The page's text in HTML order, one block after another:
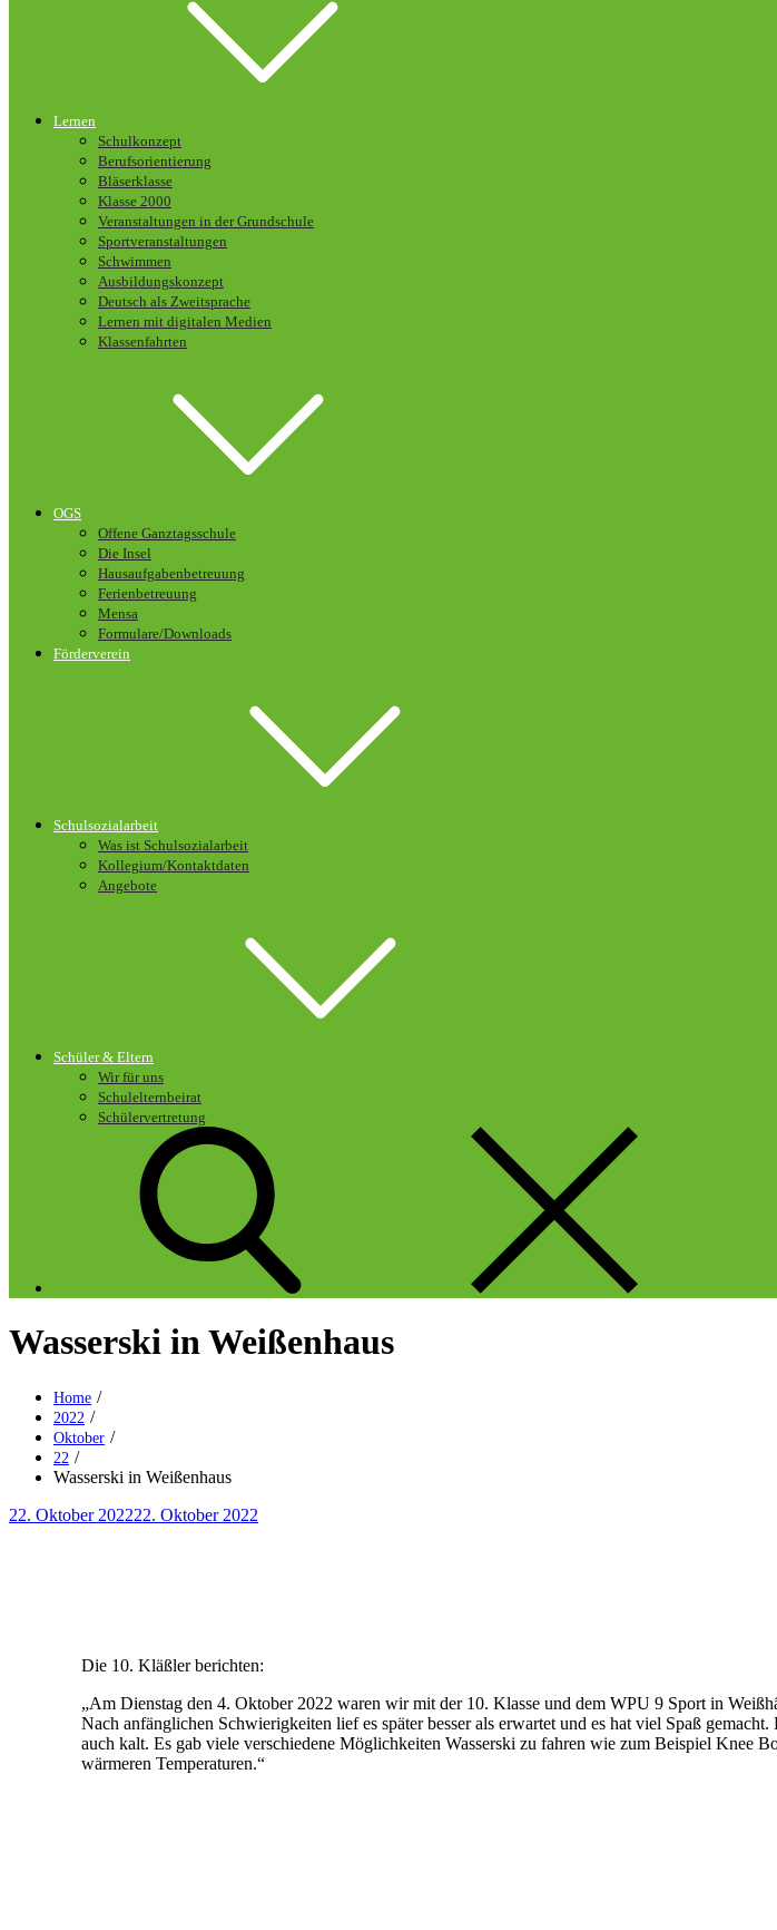
Lernen
Schulkonzept
Berufsorientierung
Bläserklasse
Klasse 2000
Veranstaltungen in der Grundschule
Sportveranstaltungen
Schwimmen
Ausbildungskonzept
Deutsch als Zweitsprache
Lernen mit digitalen Medien
Klassenfahrten
OGS
Offene Ganztagsschule
Die Insel
Hausaufgabenbetreuung
Ferienbetreuung
Mensa
Formulare/Downloads
Förderverein
Schulsozialarbeit
Was ist Schulsozialarbeit
Kollegium/Kontaktdaten
Angebote
Schüler & Eltern
Wir für uns
Schulelternbeirat
Schülervertretung
Wasserski in Weißenhaus
Home
2022
Oktober
22
Wasserski in Weißenhaus
Posted
22. Oktober 202222. Oktober 2022
Die 10. Kläßler berichten:
„Am Dienstag den 4. Oktober 2022 waren wir mit der 10. Klasse und dem WPU 9 Sport in
Nach anfänglichen Schwierigkeiten lief es später besser als erwartet und es hat viel Spaß
auch kalt. Es gab viele verschiedene Möglichkeiten Wasserski zu fahren wie zum Beispiel Knee
wärmeren Temperaturen.“